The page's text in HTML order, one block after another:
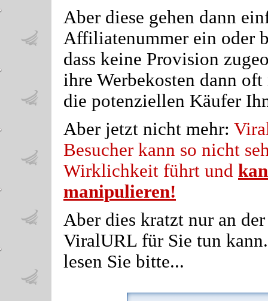
Aber diese gehen dann
Affiliatenummer ein oder
dass keine Provision
ihre Werbekosten dann
die potenziellen Käufer
Aber jetzt nicht mehr:
Besucher kann so nicht
Wirklichkeit führt und
manipulieren!
Aber dies kratzt nur an
ViralURL für Sie tun
lesen Sie bitte...